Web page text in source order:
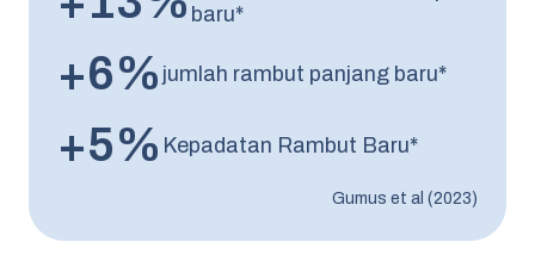
baru*
+6%jumlah rambut panjang baru*
+5% Kepadatan Rambut Baru*
Gumus et al (2023)